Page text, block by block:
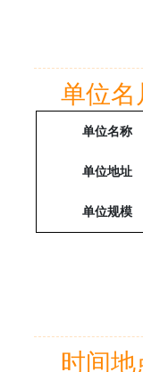
单位名
单位名称
单位地址
单位规模
时间地